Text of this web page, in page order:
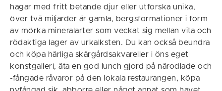
hagar med fritt betande djur eller utforska unika,
över två miljarder år gamla, bergsformationer i form
av mörka mineralarter som veckat sig mellan vita och
rödaktiga lager av urkalksten. Du kan också beundra
och köpa härliga skärgårdsakvareller i öns eget
konstgalleri, äta en god lunch gjord på närodlade och
-fångade råvaror på den lokala restaurangen, köpa